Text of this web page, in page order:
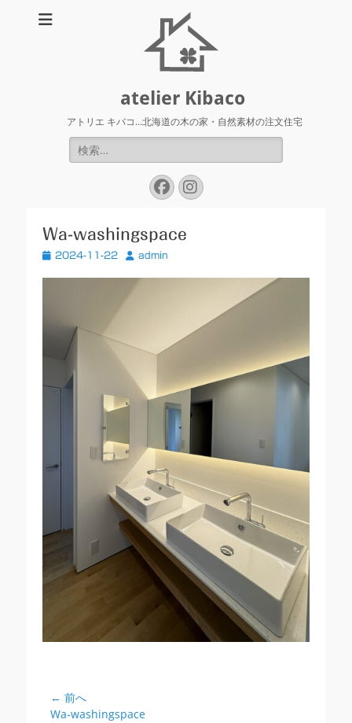
atelier Kibaco
アトリエ キバコ…北海道の木の家・自然素材の注文住宅
検
索:
Facebook
Instagram
Wa-washingspace
投 2024-11-22
投 admin
投
稿
← 前へ
前
Wa-washingspace